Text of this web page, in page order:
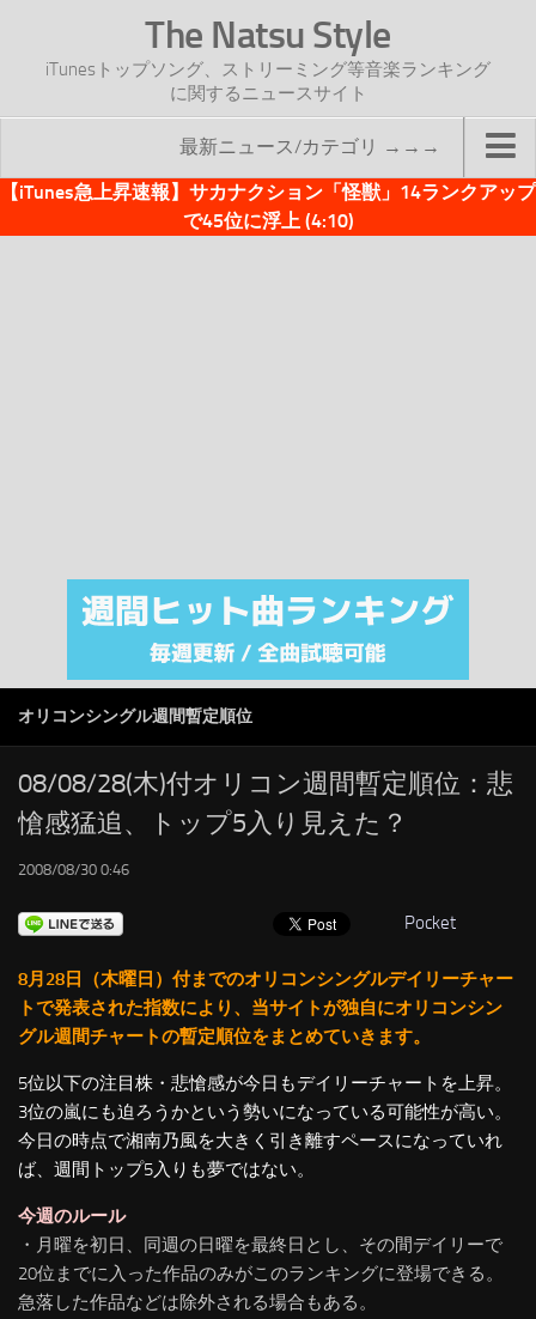
The Natsu Style
iTunesトップソング、ストリーミング等音楽ランキング
に関するニュースサイト
最新ニュース/カテゴリ →→→
TOP
注目カテゴリ
オリジナルiTunes週間トップソング
RSS
LINKS
【iTunes急上昇速報】サカナクション「怪獣」14ランクアップ
で45位に浮上 (4:10)
オリコンシングル週間暫定順位
08/08/28(木)付オリコン週間暫定順位：悲
愴感猛追、トップ5入り見えた？
2008/08/30 0:46
Pocket
8月28日（木曜日）付までのオリコンシングルデイリーチャー
トで発表された指数により、当サイトが独自にオリコンシン
グル週間チャートの暫定順位をまとめていきます。
5位以下の注目株・悲愴感が今日もデイリーチャートを上昇。
3位の嵐にも迫ろうかという勢いになっている可能性が高い。
今日の時点で湘南乃風を大きく引き離すペースになっていれ
ば、週間トップ5入りも夢ではない。
今週のルール
・月曜を初日、同週の日曜を最終日とし、その間デイリーで
20位までに入った作品のみがこのランキングに登場できる。
急落した作品などは除外される場合もある。